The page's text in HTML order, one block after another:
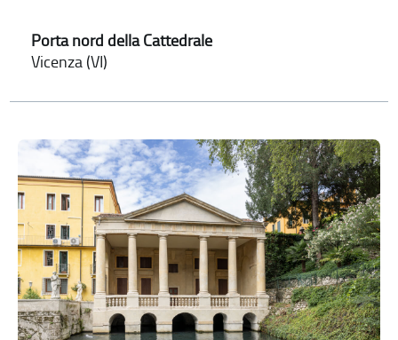
Porta nord della Cattedrale
Vicenza (VI)